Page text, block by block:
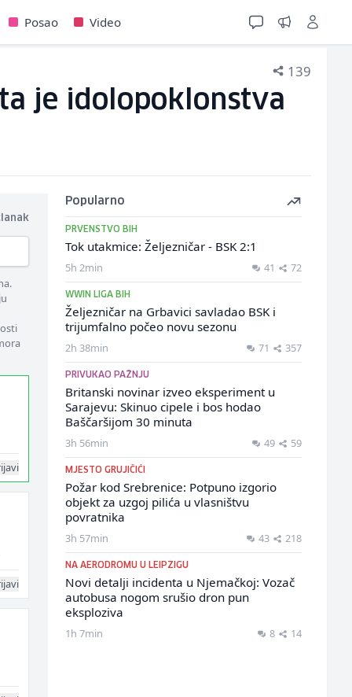
Posao Video
139
je idolopoklonstva
Popularno
PRVENSTVO BIH
Tok utakmice: Željezničar - BSK 2:1
5h 2min 41 72
WWIN LIGA BIH
Željezničar na Grbavici savladao BSK i
trijumfalno počeo novu sezonu
2h 38min 71 357
PRIVUKAO PAŽNJU
Britanski novinar izveo eksperiment u
Sarajevu: Skinuo cipele i bos hodao
Baščaršijom 30 minuta
3h 56min 49 59
MJESTO GRUJIČIĆI
Požar kod Srebrenice: Potpuno izgorio
objekt za uzgoj pilića u vlasništvu
povratnika
3h 57min 43 218
NA AERODROMU U LEIPZIGU
Novi detalji incidenta u Njemačkoj: Vozač
autobusa nogom srušio dron pun
eksploziva
1h 7min 8 14